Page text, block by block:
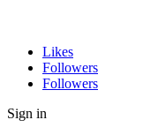
Likes
Followers
Followers
Sign in